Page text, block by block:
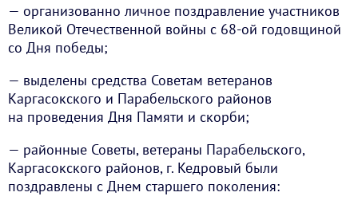
— организованно личное поздравление участников
Великой Отечественной войны с 68-ой годовщиной
со Дня победы;
— выделены средства Советам ветеранов
Каргасокского и Парабельского районов
на проведения Дня Памяти и скорби;
— районные Советы, ветераны Парабельского,
Каргасокского районов, г. Кедровый были
поздравлены с Днем старшего поколения: